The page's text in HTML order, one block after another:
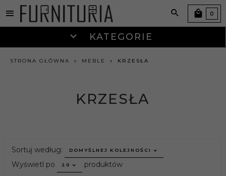
KATEGORIE
0
STRONA GŁÓWNA MEBLE KRZESŁA
KRZESŁA
Sortuj według: sort
DOMYŚLNEJ KOLEJNOŚCI
Wyświetl po pop
20 produktów